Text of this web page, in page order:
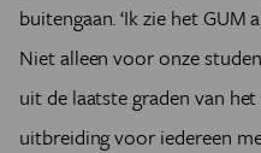
buitengaan. ‘Ik zie het
Niet alleen voor onze
uit de laatste graden van
uitbreiding voor iedereen